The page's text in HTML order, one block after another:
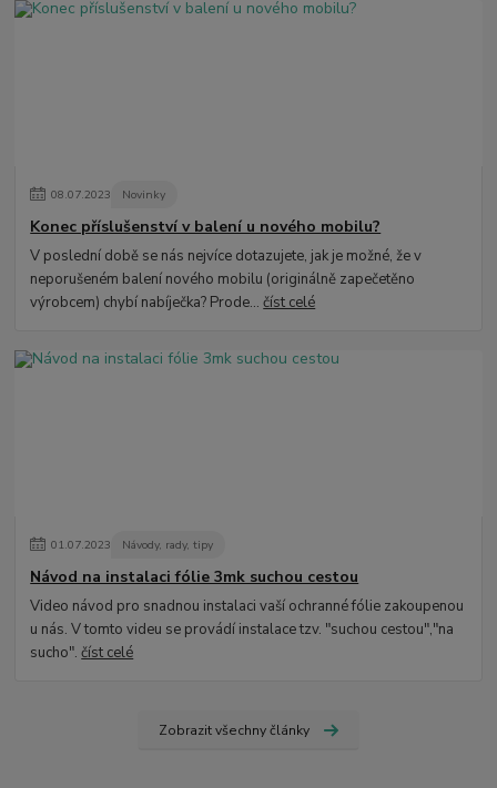
08.07.2023 Novinky
Konec příslušenství v balení u nového mobilu?
V poslední době se nás nejvíce dotazujete, jak je možné, že v
neporušeném balení nového mobilu (originálně zapečetěno
výrobcem) chybí nabíječka? Prode...číst celé
01.07.2023 Návody, rady, tipy
Návod na instalaci fólie 3mk suchou cestou
Video návod pro snadnou instalaci vaší ochranné fólie zakoupenou
u nás. V tomto videu se provádí instalace tzv. "suchou cestou","na
sucho".číst celé
Zobrazit všechny články